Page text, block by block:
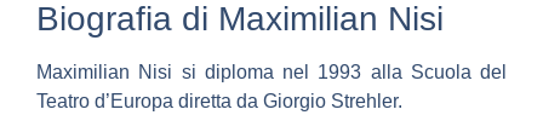
Biografia di Maximilian Nisi
Maximilian Nisi si diploma nel 1993 alla Scuola del
Teatro d’Europa diretta da Giorgio Strehler.